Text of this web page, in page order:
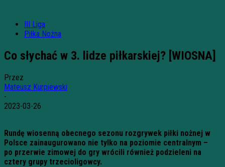
III Liga
Piłka Nożna
Co słychać w 3. lidze piłkarskiej? [WIOSNA]
Przez
Mateusz Kurpiewski
-
2023-03-26
Rundę wiosenną obecnego sezonu rozgrywek piłki nożnej w
Polsce zainaugurowano nie tylko na poziomie centralnym –
po przerwie zimowej do gry wrócili również podzieleni na
cztery grupy trzecioligowcy.